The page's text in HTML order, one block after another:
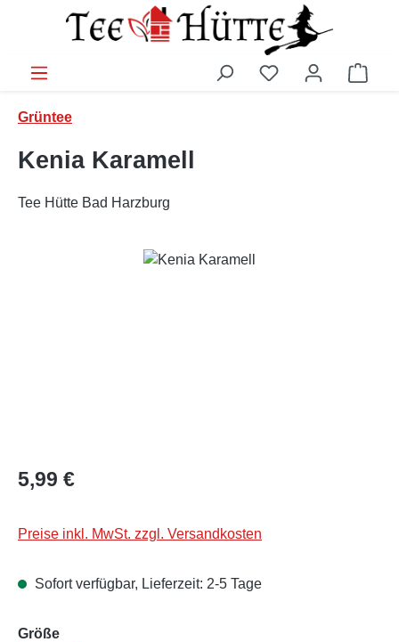
Zum Hauptinhalt springen
Grüntee
Kenia Karamell
Tee Hütte Bad Harzburg
Bildergalerie überspringen
Regulärer Preis:
5,99 €
Preise inkl. MwSt. zzgl. Versandkosten
Sofort verfügbar, Lieferzeit: 2-5 Tage
Größeauswählen